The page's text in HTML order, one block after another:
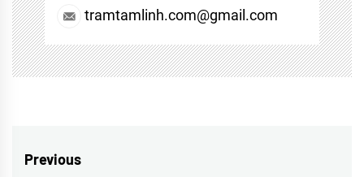
tramtamlinh.com@gmail.com
Điều
Previous